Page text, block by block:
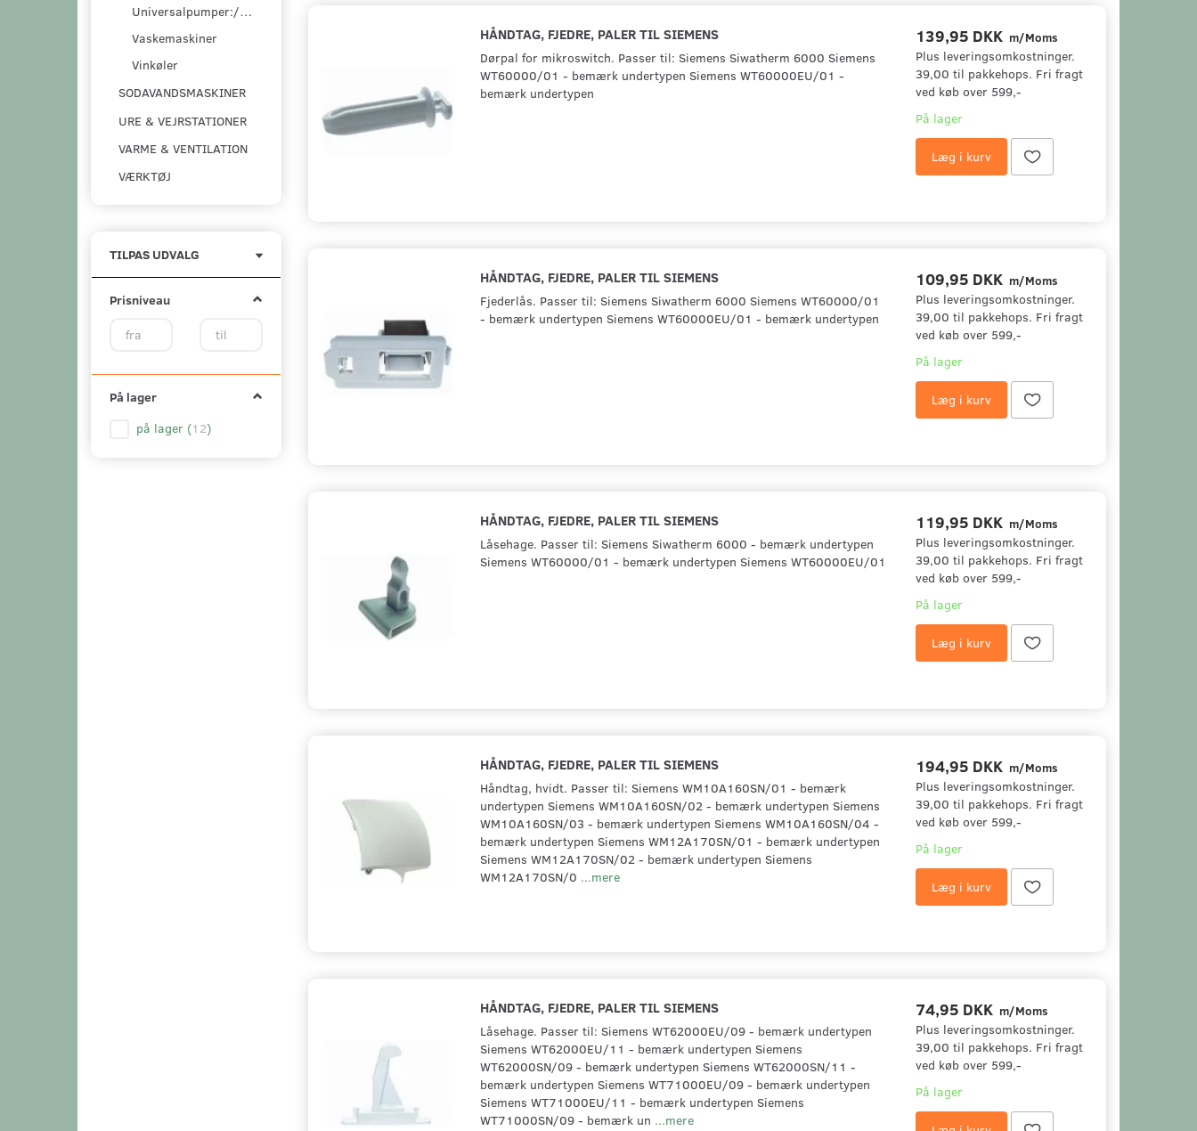
Universalpumper:/pumpesæt
Vaskemaskiner
Vinkøler
SODAVANDSMASKINER
URE & VEJRSTATIONER
VARME & VENTILATION
VÆRKTØJ
TILPAS UDVALG
Prisniveau
På lager
på lager (12)
HÅNDTAG, FJEDRE, PALER TIL SIEMENS
Dørpal for mikroswitch. Passer til: Siemens Siwatherm 6000 Siemens
WT60000/01 - bemærk undertypen Siemens WT60000EU/01 -
bemærk undertypen
139,95 DKK m/Moms
Plus leveringsomkostninger.
39,00 til pakkehops. Fri fragt
ved køb over 599,-
På lager
Læg i kurv
HÅNDTAG, FJEDRE, PALER TIL SIEMENS
Fjederlås. Passer til: Siemens Siwatherm 6000 Siemens WT60000/01
- bemærk undertypen Siemens WT60000EU/01 - bemærk undertypen
109,95 DKK m/Moms
Plus leveringsomkostninger.
39,00 til pakkehops. Fri fragt
ved køb over 599,-
På lager
Læg i kurv
HÅNDTAG, FJEDRE, PALER TIL SIEMENS
Låsehage. Passer til: Siemens Siwatherm 6000 - bemærk undertypen
Siemens WT60000/01 - bemærk undertypen Siemens WT60000EU/01
119,95 DKK m/Moms
Plus leveringsomkostninger.
39,00 til pakkehops. Fri fragt
ved køb over 599,-
På lager
Læg i kurv
HÅNDTAG, FJEDRE, PALER TIL SIEMENS
Håndtag, hvidt. Passer til: Siemens WM10A160SN/01 - bemærk
undertypen Siemens WM10A160SN/02 - bemærk undertypen Siemens
WM10A160SN/03 - bemærk undertypen Siemens WM10A160SN/04 -
bemærk undertypen Siemens WM12A170SN/01 - bemærk undertypen
Siemens WM12A170SN/02 - bemærk undertypen Siemens
WM12A170SN/0 ...mere
194,95 DKK m/Moms
Plus leveringsomkostninger.
39,00 til pakkehops. Fri fragt
ved køb over 599,-
På lager
Læg i kurv
HÅNDTAG, FJEDRE, PALER TIL SIEMENS
Låsehage. Passer til: Siemens WT62000EU/09 - bemærk undertypen
Siemens WT62000EU/11 - bemærk undertypen Siemens
WT62000SN/09 - bemærk undertypen Siemens WT62000SN/11 -
bemærk undertypen Siemens WT71000EU/09 - bemærk undertypen
Siemens WT71000EU/11 - bemærk undertypen Siemens
WT71000SN/09 - bemærk un ...mere
74,95 DKK m/Moms
Plus leveringsomkostninger.
39,00 til pakkehops. Fri fragt
ved køb over 599,-
På lager